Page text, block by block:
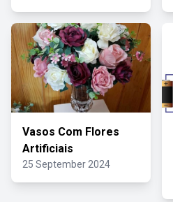
Vasos Com Flores
Artificiais
25 September 2024